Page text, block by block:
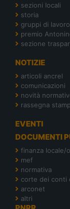
sezioni locali
storia
gruppi di lavoro
premio
sezione
NOTIZIE
articoli ancrel
comunicazioni
novità
rassegna
EVENTI
DOCUMENTI
finanza locale/
mef
normativa
corte dei conti
arconet
altri